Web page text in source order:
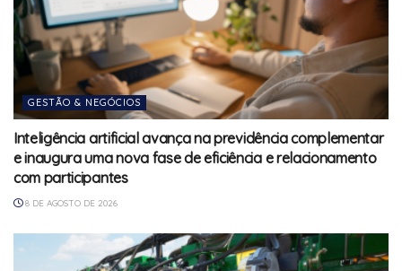
GESTÃO & NEGÓCIOS
Inteligência artificial avança na previdência complementar
e inaugura uma nova fase de eficiência e relacionamento
com participantes
8 DE AGOSTO DE 2026